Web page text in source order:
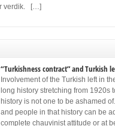
verdik. […]
“Turkishness contract” and Turkish
Involvement of the Turkish left in
long history stretching from 1920s
history is not one to be ashamed
and people in that history can be
complete chauvinist attitude or at